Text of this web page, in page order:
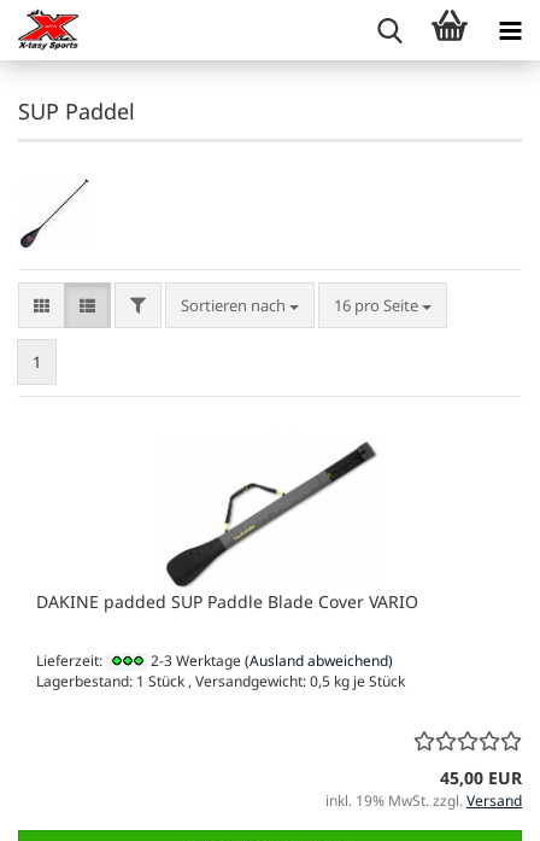
SUP Paddel
FILTERSortieren nach
Sortieren nach 16 pro Seite
pro Seite
1
DAKINE padded SUP Paddle Blade Cover VARIO
Lieferzeit: 2-3 Werktage(Ausland abweichend)
Lagerbestand: 1 Stück , Versandgewicht:0,5 kg je Stück
45,00 EUR
inkl. 19% MwSt. zzgl.Versand